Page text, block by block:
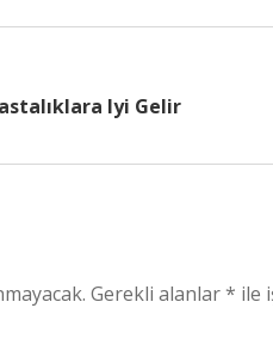
Iyi Gelir
Gerekli alanlar* ile